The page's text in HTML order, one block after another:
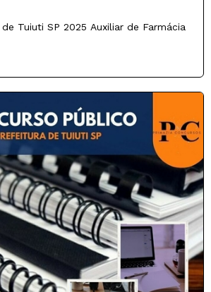
Tuiuti SP 2025 Auxiliar de Farmácia